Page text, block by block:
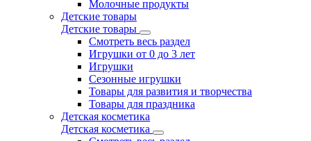
Молочные продукты
Детские товары
Детские товары
Смотреть весь раздел
Игрушки от 0 до 3 лет
Игрушки
Сезонные игрушки
Товары для развития и творчества
Товары для праздника
Детская косметика
Детская косметика